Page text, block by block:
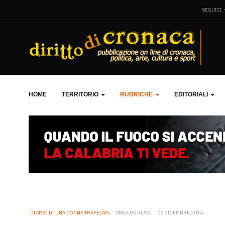
SEGUICI
HOME TERRITORIO RUBRICHE EDITORIALI
DIARIO DI UNA DONNA TRAFELATA ANNA DE BLASI 09 DICEMBRE 2014